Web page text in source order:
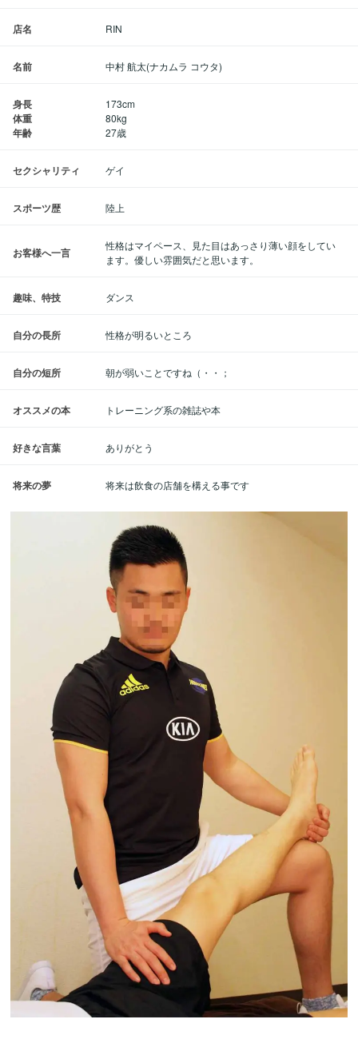
店名 RIN
名前 中村 航太(ナカムラ コウタ)
身長
体重
年齢
173cm
80kg
27歳
セクシャリティ ゲイ
スポーツ歴 陸上
お客様へ一言
性格はマイペース、見た目はあっさり薄い顔をしてい
ます。優しい雰囲気だと思います。
趣味、特技 ダンス
自分の長所 性格が明るいところ
自分の短所 朝が弱いことですね（・・；
オススメの本 トレーニング系の雑誌や本
好きな言葉 ありがとう
将来の夢 将来は飲食の店舗を構える事です